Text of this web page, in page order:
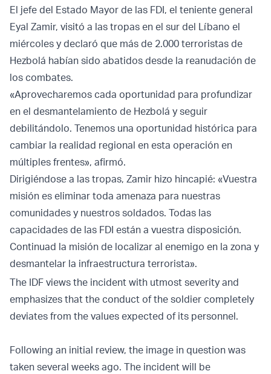
El jefe del Estado Mayor de las FDI, el teniente general
Eyal Zamir, visitó a las tropas en el sur del Líbano el
miércoles y declaró que más de 2.000 terroristas de
Hezbolá habían sido abatidos desde la reanudación de
los combates.
«Aprovecharemos cada oportunidad para profundizar
en el desmantelamiento de Hezbolá y seguir
debilitándolo. Tenemos una oportunidad histórica para
cambiar la realidad regional en esta operación en
múltiples frentes», afirmó.
Dirigiéndose a las tropas, Zamir hizo hincapié: «Vuestra
misión es eliminar toda amenaza para nuestras
comunidades y nuestros soldados. Todas las
capacidades de las FDI están a vuestra disposición.
Continuad la misión de localizar al enemigo en la zona y
desmantelar la infraestructura terrorista».
The IDF views the incident with utmost severity and
emphasizes that the conduct of the soldier completely
deviates from the values expected of its personnel.
Following an initial review, the image in question was
taken several weeks ago. The incident will be